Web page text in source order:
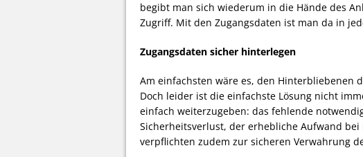
begibt man sich wiederum in die Hände des
Zugriff. Mit den Zugangsdaten ist man da in
Zugangsdaten sicher hinterlegen
Am einfachsten wäre es, den Hinterbliebenen
Doch leider ist die einfachste Lösung nicht
einfach weiterzugeben: das fehlende
Sicherheitsverlust, der erhebliche Aufwand
verpflichten zudem zur sicheren Verwahrung